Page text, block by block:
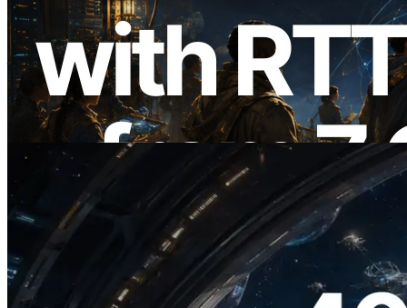
ERPC 扩展 Solana Leader Slot API：新
增全球 7 个区域的 Ping 测量，Validators
Information API 同步上线
阅读此文章